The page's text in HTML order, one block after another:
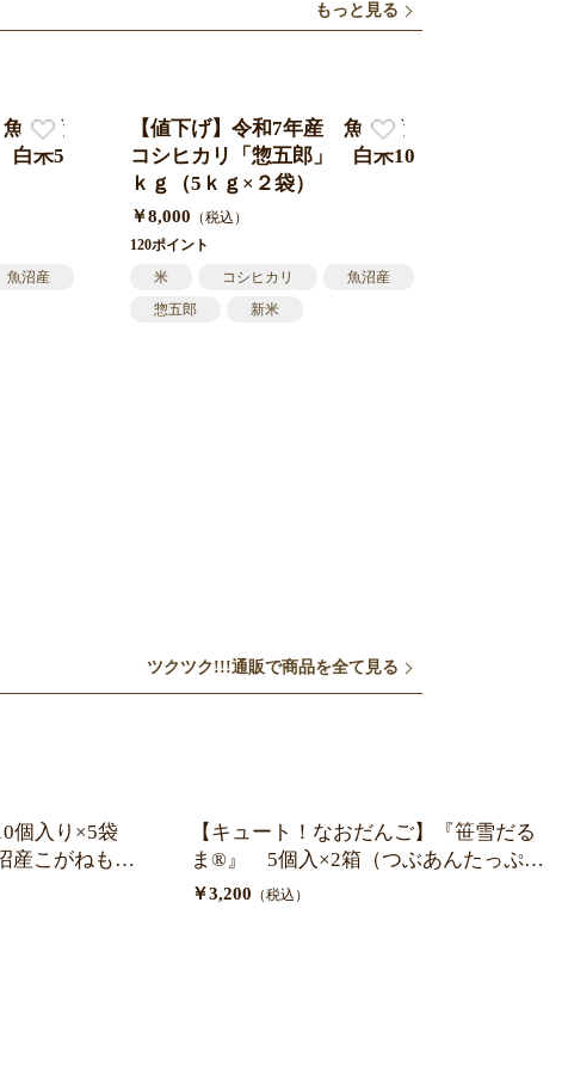
もっと見る
沼産
白米5
魚沼産
【値下げ】令和7年産 魚沼産
コシヒカリ「惣五郎」 白米10
ｋｇ（5ｋｇ×２袋）
￥8,000 （税込）
120ポイント
米
コシヒカリ
魚沼産
惣五郎
新米
ツクツク!!!通販で商品を全て見る
個入り×5袋
産こがねもち
【キュート！なおだんご】『笹雪だる
ま®』 5個入×2箱（つぶあんたっぷり
米粉だんご）
￥3,200 （税込）